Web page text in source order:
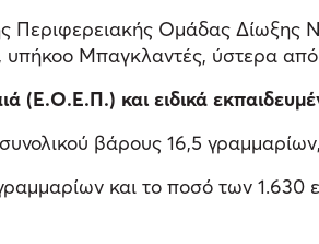
Περιφερειακής Ομάδας
Μπαγκλαντές, ύστερα
(Ε.Ο.Ε.Π.) και ειδικά
βάρους 16,5
και το ποσό των